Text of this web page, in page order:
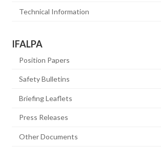
Technical Information
IFALPA
Position Papers
Safety Bulletins
Briefing Leaflets
Press Releases
Other Documents